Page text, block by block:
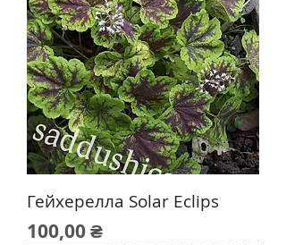
Гейхерелла Solar Eclips
Цена
100,00 ₴